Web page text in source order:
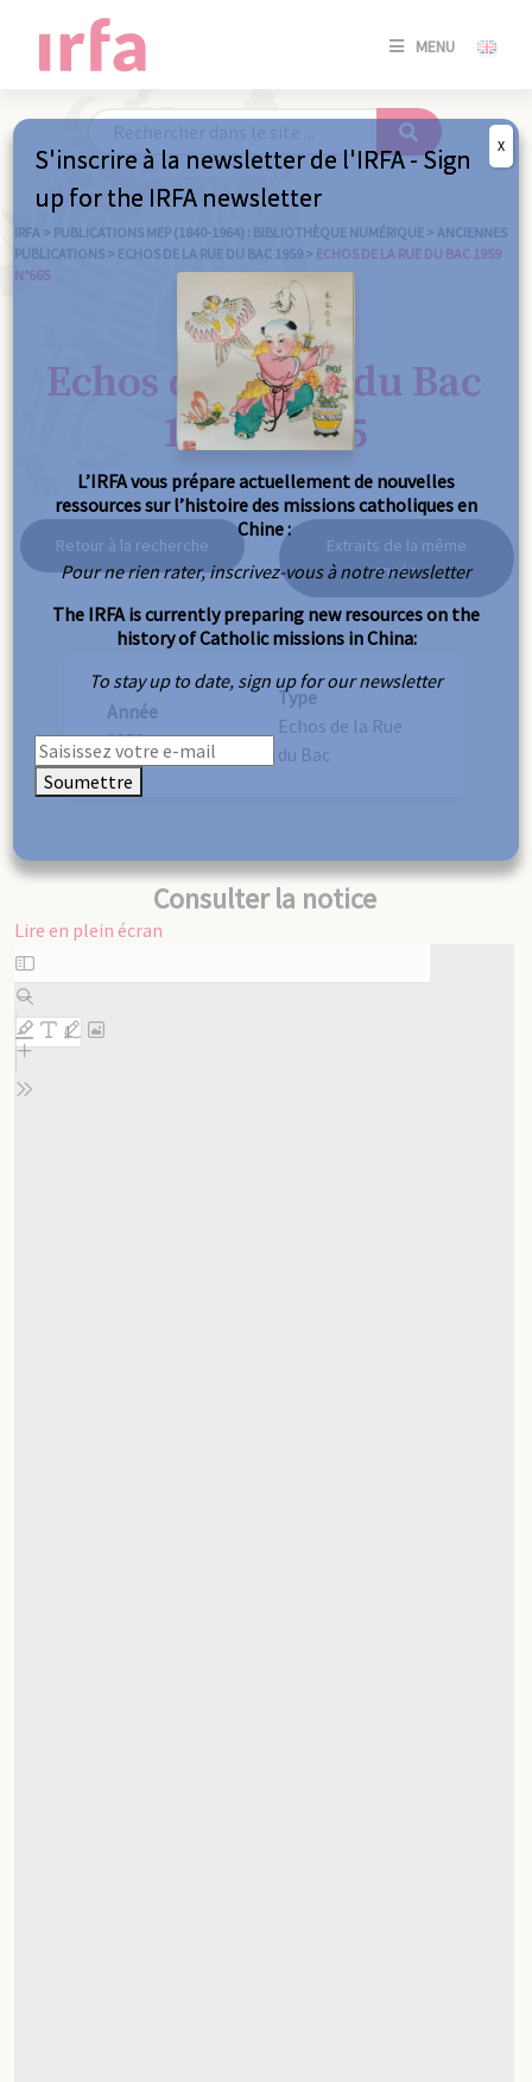
MENU
SE
/
IRFA > PUBLICATIONS MEP (1840-1964) : BIBLIOTHÈQUE NUMÉRIQUE > ANCIENNES
PUBLICATIONS > ECHOS DE LA RUE DU BAC 1959 > ECHOS DE LA RUE DU BAC 1959
N°665
Echos de la Rue du Bac
1959 n°665
Retour à la recherche
Extraits de la même
année
Année
1959
Type
Echos de la Rue
du Bac
Consulter la notice
Lire en plein écran
Aller
au
contenu
PDF
S'inscrire à la newsletter de l'IRFA - Sign
up for the IRFA newsletter
L’IRFA vous prépare actuellement de nouvelles
ressources sur l’histoire des missions catholiques en
Chine :
Pour ne rien rater, inscrivez-vous à notre newsletter
The IRFA is currently preparing new resources on the
history of Catholic missions in China:
To stay up to date, sign up for our newsletter
Soumettre
X